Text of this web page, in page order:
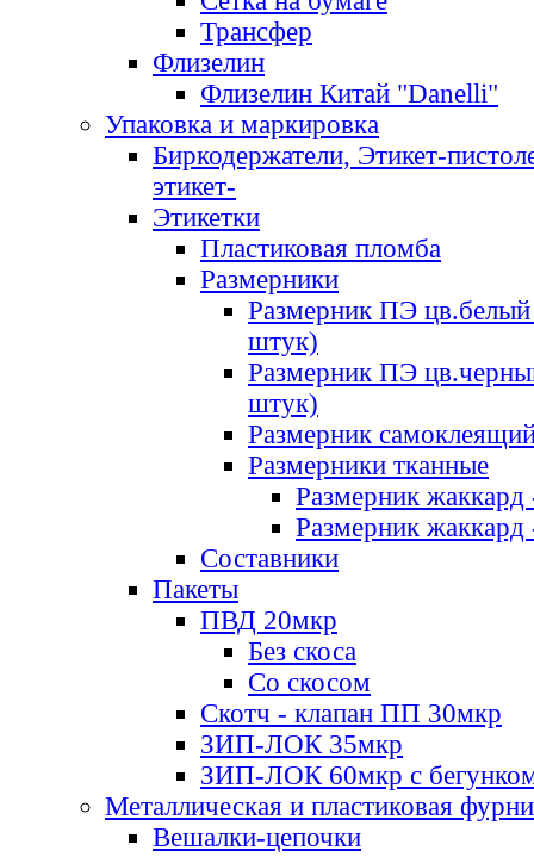
Трансфер
Флизелин
Флизелин Китай "Danelli"
Упаковка и маркировка
Биркодержатели, Этикет-
этикет-
Этикетки
Пластиковая пломба
Размерники
Размерник ПЭ цв.белый
штук)
Размерник ПЭ
штук)
Размерник
Размерники тканные
Размерник
Размерник
Составники
Пакеты
ПВД 20мкр
Без скоса
Со скосом
Скотч - клапан ПП 30мкр
ЗИП-ЛОК 35мкр
ЗИП-ЛОК 60мкр с
Металлическая и пластиковая
Вешалки-цепочки